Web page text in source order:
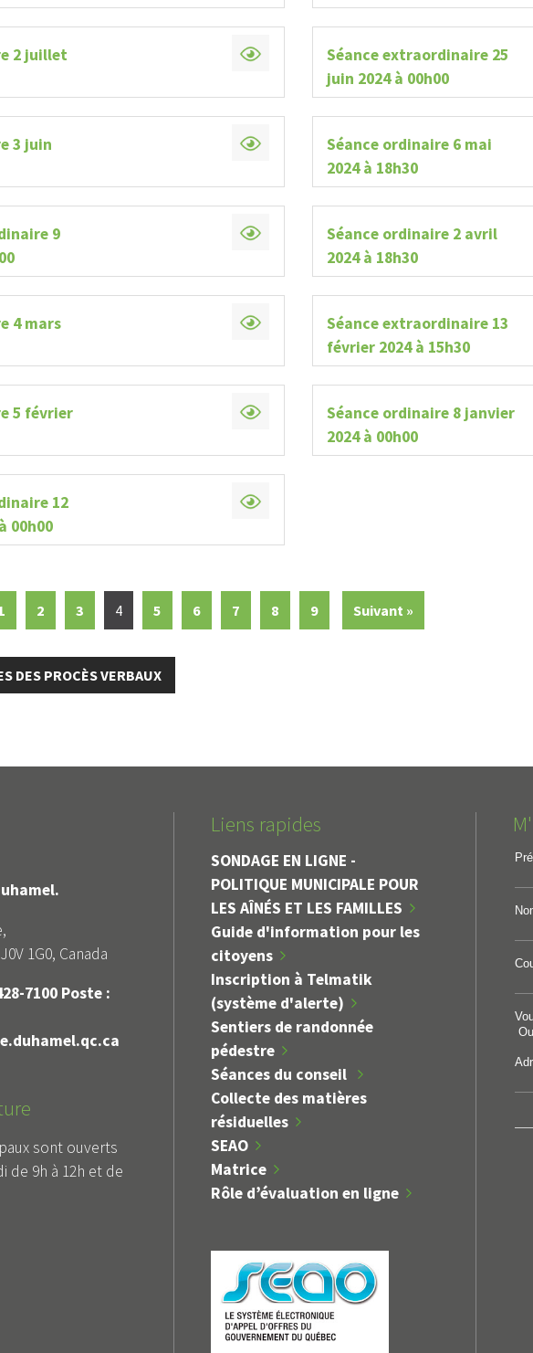
FEUX À
DÉROGATION MINEURE,
Projet :
2 juillet
Séance extraordinaire 25
juin 2024 à 00h00
3 juin
Séance ordinaire 6 mai
2024 à 18h30
9
Séance ordinaire 2 avril
2024 à 18h30
4 mars
Séance extraordinaire 13
février 2024 à 15h30
5 février
Séance ordinaire 8 janvier
2024 à 00h00
12
00h00
2 3 4 5 6 7 8 9 Suivant »
DES PROCÈS VERBAUX
1G0, Canada
7100 Poste :
sont ouverts
de 9h à 12h et de
Liens rapides
SONDAGE EN LIGNE -
POLITIQUE MUNICIPALE POUR
LES AÎNÉS ET LES FAMILLES
Guide d'information pour les
citoyens
Inscription à Telmatik
(système d'alerte)
Sentiers de randonnée
pédestre
Séances du conseil
Collecte des matières
résiduelles
SEAO
Matrice
Rôle d’évaluation en ligne